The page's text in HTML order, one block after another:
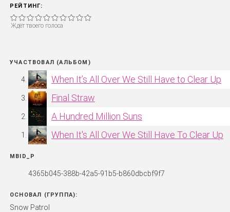
РЕЙТИНГ:
Ждёт твоего голоса
УЧАСТВОВАЛ (АЛЬБОМ)
When It’s All Over We Still Have to Clear Up
Final Straw
A Hundred Million Suns
When It's All Over We Still Have To Clear Up
MBID_P
4365b045-388b-42a5-91b5-b860dbcbf9f7
ОСНОВАЛ (ГРУППА):
Snow Patrol